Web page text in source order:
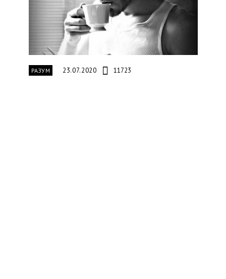
РАЗУМ 23.07.2020 11723